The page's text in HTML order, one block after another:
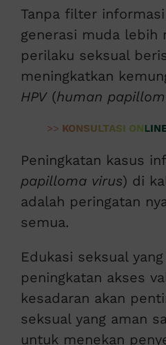
Tanpa filter
generasi muda lebih
perilaku seksual
meningkatkan
HPV(human
>> KONSULTASI
Peningkatan kasus
papilloma virus) di
adalah peringatan
semua.
Edukasi seksual
peningkatan akses
kesadaran akan
seksual yang aman
untuk menekan